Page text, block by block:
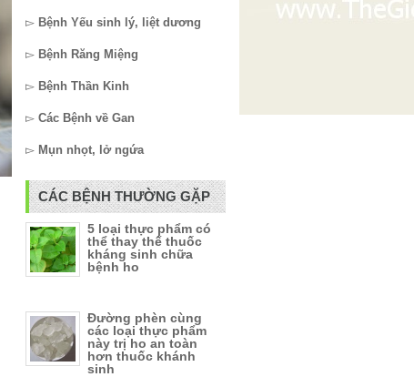
▻ Bệnh Yếu sinh lý, liệt dương
▻ Bệnh Răng Miệng
▻ Bệnh Thần Kinh
▻ Các Bệnh về Gan
▻ Mụn nhọt, lở ngứa
CÁC BỆNH THƯỜNG GẶP
5 loại thực phẩm có
thể thay thế thuốc
kháng sinh chữa
bệnh ho
Đường phèn cùng
các loại thực phẩm
này trị ho an toàn
hơn thuốc khánh
sinh